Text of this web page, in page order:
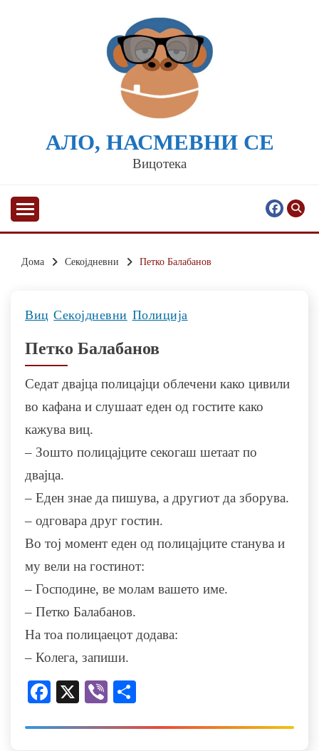
АЛО, НАСМЕВНИ СЕ
Вицотека
Дома Секојдневни Петко Балабанов
Виц Секојдневни Полиција
Петко Балабанов
Седат двајца полицајци облечени како цивили
во кафана и слушаат еден од гостите како
кажува виц.
– Зошто полицајците секогаш шетаат по
двајца.
– Еден знае да пишува, а другиот да зборува.
– одговара друг гостин.
Во тој момент еден од полицајците станува и
му вели на гостинот:
– Господине, ве молам вашето име.
– Петко Балабанов.
На тоа полицаецот додава:
– Колега, запиши.
Facebook
X Viber